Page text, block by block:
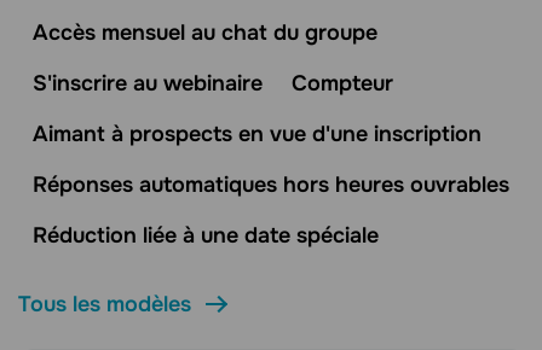
Accès mensuel au chat du groupe
S'inscrire au webinaire
Compteur
Aimant à prospects en vue d'une inscription
Réponses automatiques hors heures ouvrables
Réduction liée à une date spéciale
Tous les modèles